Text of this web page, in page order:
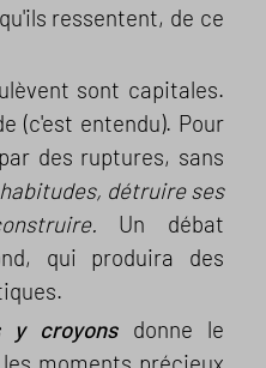
ressentent, de ce
sont capitales.
(c'est entendu). Pour
des ruptures, sans
détruire ses
Un débat
qui produira des
y croyonsdonne le
moments précieux